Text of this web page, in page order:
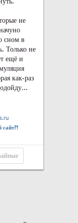
не
сном в
Только не
ещё и
как-раз
сайт?!